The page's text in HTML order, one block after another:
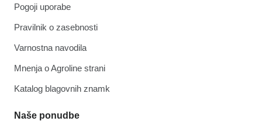
Pogoji uporabe
Pravilnik o zasebnosti
Varnostna navodila
Mnenja o Agroline strani
Katalog blagovnih znamk
Naše ponudbe